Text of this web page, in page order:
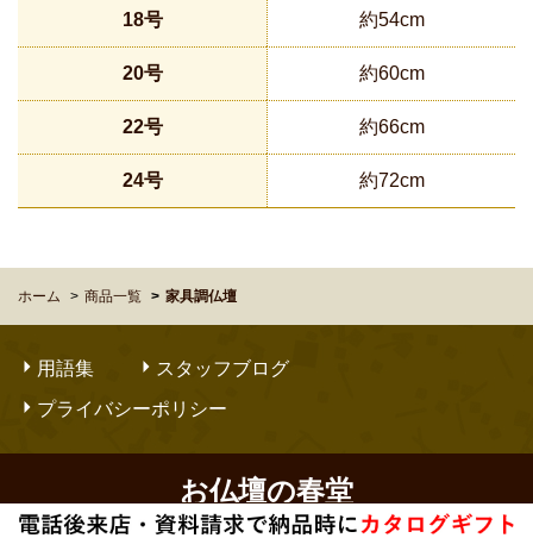
18号
20号
22号
24号
約54cm
約60cm
約66cm
約72cm
ホーム 商品一覧 家具調仏壇
用語集
スタッフブログ
プライバシーポリシー
お仏壇の春堂
Copyright © OBUTSUDANNO SHUNDO. All Rights Reserved.